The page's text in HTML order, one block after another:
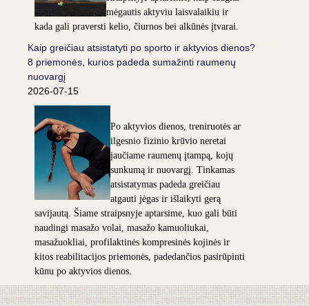
mėgautis aktyviu laisvalaikiu ir
kada gali praversti kelio, čiurnos bei alkūnės įtvarai.
Kaip greičiau atsistatyti po sporto ir aktyvios dienos?
8 priemonės, kurios padeda sumažinti raumenų
nuovargį
2026-07-15
Po aktyvios dienos, treniruotės ar
ilgesnio fizinio krūvio neretai
jaučiame raumenų įtampą, kojų
sunkumą ir nuovargį. Tinkamas
atsistatymas padeda greičiau
atgauti jėgas ir išlaikyti gerą
savijautą. Šiame straipsnyje aptarsime, kuo gali būti
naudingi masažo volai, masažo kamuoliukai,
masažuokliai, profilaktinės kompresinės kojinės ir
kitos reabilitacijos priemonės, padedančios pasirūpinti
kūnu po aktyvios dienos.